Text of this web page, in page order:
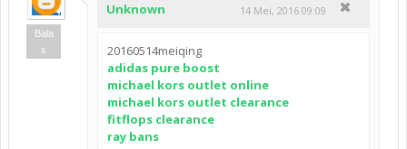
Bala
s
Unknown 14 Mei, 2016 09:09
20160514meiqing
adidas pure boost
michael kors outlet online
michael kors outlet clearance
fitflops clearance
ray bans